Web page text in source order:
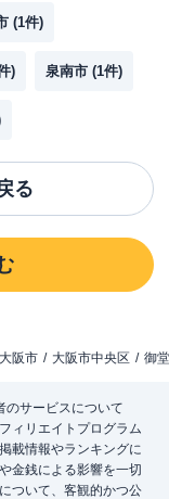
(1件)
) 泉南市 (1件)
る
大阪市 大阪市中央区 御
のサービスについて
ィリエイトプログラム
載情報やランキングに
金銭による影響を一切
ついて、客観的かつ公